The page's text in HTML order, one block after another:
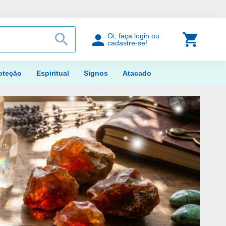
PROCURAR
Oi, faça login ou
cadastre-se!
Espiritual Signos Atacado